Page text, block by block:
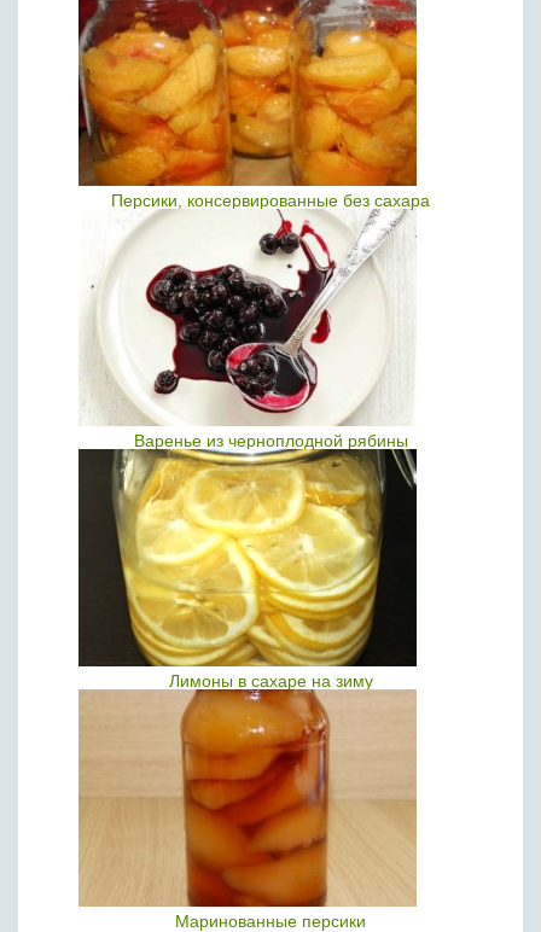
Персики, консервированные без сахара
Варенье из черноплодной рябины
Лимоны в сахаре на зиму
Маринованные персики